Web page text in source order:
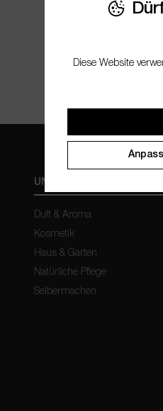
UNSER ANGEBOT
Duft & Aroma
Kosmetik
Haus & Garten
Natürliche Pflege
Selbermachen
Diese Website